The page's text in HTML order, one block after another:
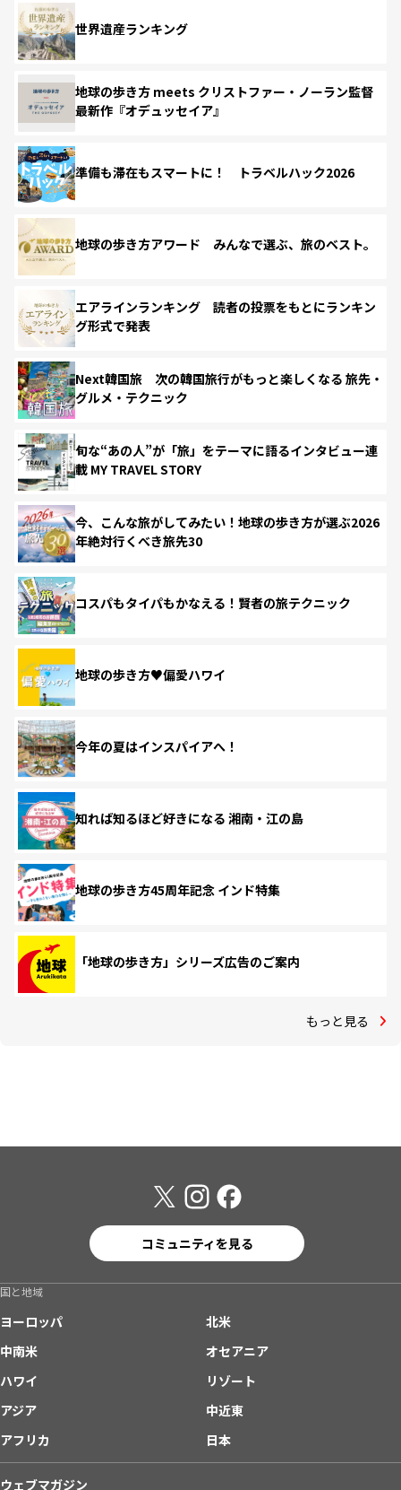
世界遺産ランキング
地球の歩き方 meets クリストファー・ノーラン監督
最新作『オデュッセイア』
準備も滞在もスマートに！ トラベルハック2026
地球の歩き方アワード みんなで選ぶ、旅のベスト。
エアラインランキング 読者の投票をもとにランキン
グ形式で発表
Next韓国旅 次の韓国旅行がもっと楽しくなる 旅先・
グルメ・テクニック
旬な“あの人”が「旅」をテーマに語るインタビュー連
載 MY TRAVEL STORY
今、こんな旅がしてみたい！地球の歩き方が選ぶ2026
年絶対行くべき旅先30
コスパもタイパもかなえる！賢者の旅テクニック
地球の歩き方♥偏愛ハワイ
今年の夏はインスパイアへ！
知れば知るほど好きになる 湘南・江の島
地球の歩き方45周年記念 インド特集
「地球の歩き方」シリーズ広告のご案内
もっと見る
コミュニティを見る
国と地域
ヨーロッパ
北米
中南米
オセアニア
ハワイ
リゾート
アジア
中近東
アフリカ
日本
ウェブマガジン